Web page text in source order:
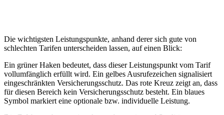
Die wichtigsten Leistungspunkte, anhand derer sich gute von
schlechten Tarifen unterscheiden lassen, auf einen Blick:
Ein grüner Haken bedeutet, dass dieser Leistungspunkt vom Tarif
vollumfänglich erfüllt wird. Ein gelbes Ausrufezeichen signalisiert
eingeschränkten Versicherungsschutz. Das rote Kreuz zeigt an, dass
für diesen Bereich kein Versicherungsschutz besteht. Ein blaues
Symbol markiert eine optionale bzw. individuelle Leistung.